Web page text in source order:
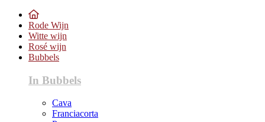
Rode Wijn
Witte wijn
Rosé wijn
Bubbels
In Bubbels
Cava
Franciacorta